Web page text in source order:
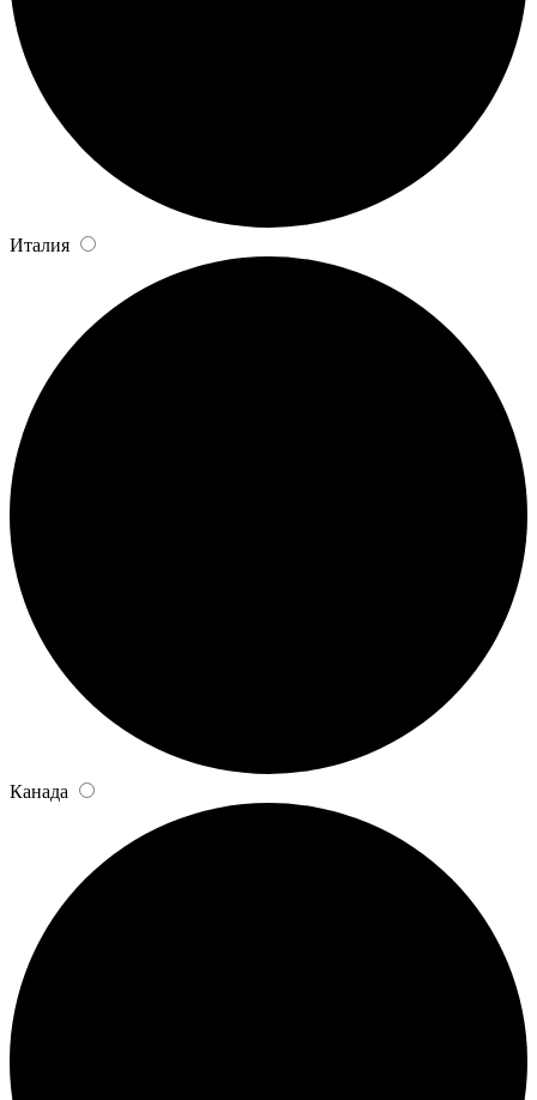
Италия
Канада